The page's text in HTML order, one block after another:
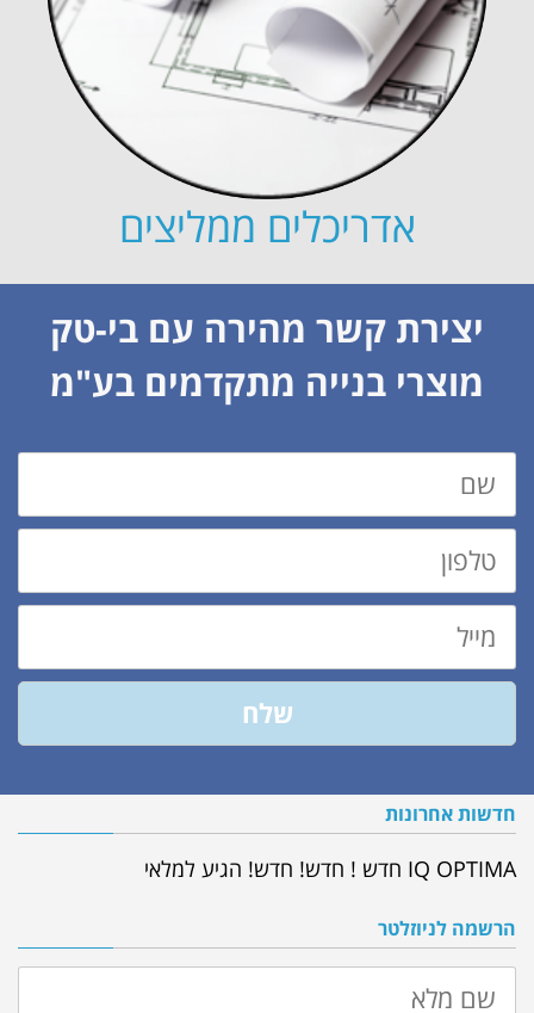
אדריכלים ממליצים
יצירת קשר מהירה עם בי-טק
מוצרי בנייה מתקדמים בע"מ
שם
טלפון
מייל
שלח
חדשות אחרונות
IQ OPTIMA חדש ! חדש! חדש! הגיע למלאי
הרשמה לניוזלטר
שם
מלא